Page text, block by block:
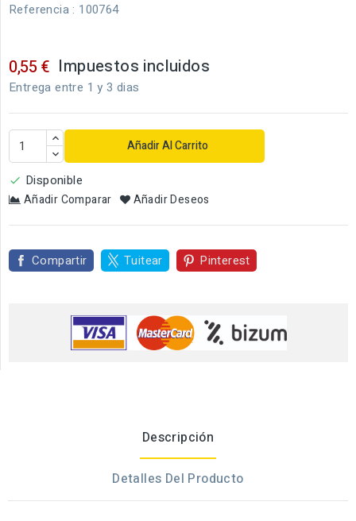
Referencia : 100764
0,55 € Impuestos incluidos
Entrega entre 1 y 3 dias
Añadir Al Carrito
 Disponible
Añadir Comparar Añadir Deseos
Compartir Tuitear Pinterest
Descripción
Detalles Del Producto